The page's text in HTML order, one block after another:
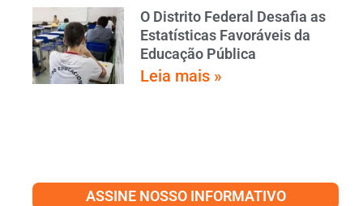
O Distrito Federal Desafia as
Estatísticas Favoráveis da
Educação Pública
Leia mais »
ASSINE NOSSO INFORMATIVO